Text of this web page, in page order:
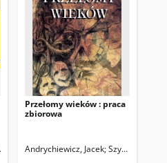
Oliwniak, Sławomir. Red.
Przełomy wieków : praca
zbiorowa
Andrychiewicz, Jacek Szyszkowska,